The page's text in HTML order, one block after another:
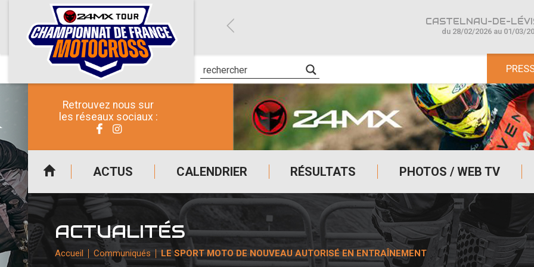
Retrouvez nous sur
les réseaux sociaux :
ACTUS CALENDRIER RÉSULTATS PHOTOS / WEB TV
CASTELNAU-DE-
du 28/02/2026 au 01/03/
ACTUALITÉS
Accueil Communiqués LE SPORT MOTO DE NOUVEAU AUTORISÉ EN ENTRAÎNEMENT